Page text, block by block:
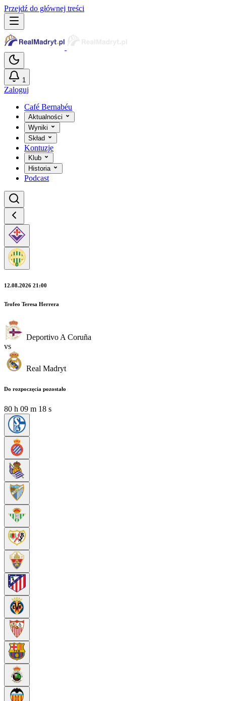
Przejdź do głównej treści
1
Zaloguj
Café Bernabéu
Aktualności
Wyniki
Skład
Kontuzje
Klub
Historia
Podcast
12.08.2026 21:00
Trofeo Teresa Herrera
Deportivo A Coruña
vs
Real Madryt
Do rozpoczęcia pozostało
80 h 09 m 17 s